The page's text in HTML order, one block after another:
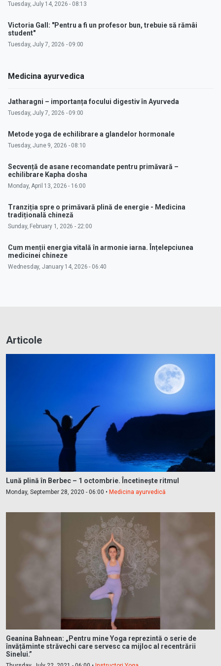
Tuesday, July 14, 2026 - 08:13
Victoria Gall: "Pentru a fi un profesor bun, trebuie să rămâi
student"
Tuesday, July 7, 2026 - 09:00
Medicina ayurvedica
Jatharagni – importanța focului digestiv în Ayurveda
Tuesday, July 7, 2026 - 09:00
Metode yoga de echilibrare a glandelor hormonale
Tuesday, June 9, 2026 - 08:10
Secvență de asane recomandate pentru primăvară –
echilibrare Kapha dosha
Monday, April 13, 2026 - 16:00
Tranziția spre o primăvară plină de energie - Medicina
tradițională chineză
Sunday, February 1, 2026 - 22:00
Cum menții energia vitală în armonie iarna. Înțelepciunea
medicinei chineze
Wednesday, January 14, 2026 - 06:40
Articole
Lună plină în Berbec – 1 octombrie. Încetinește ritmul
Monday, September 28, 2020 - 06:00 • Medicina ayurvedică
Geanina Bahnean: „Pentru mine Yoga reprezintă o serie de
învățăminte străvechi care servesc ca mijloc al recentrării
Sinelui.”